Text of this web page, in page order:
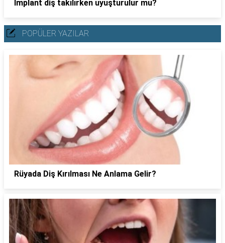
İmplant diş takılırken uyuşturulur mu?
POPÜLER YAZILAR
Rüyada Diş Kırılması Ne Anlama Gelir?